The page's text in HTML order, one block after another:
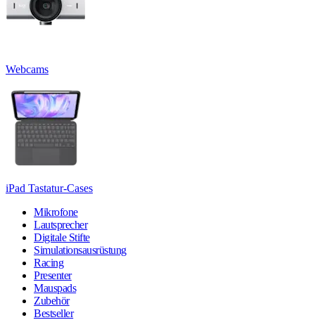
Webcams
iPad Tastatur-Cases
Mikrofone
Lautsprecher
Digitale Stifte
Simulationsausrüstung
Racing
Presenter
Mauspads
Zubehör
Bestseller